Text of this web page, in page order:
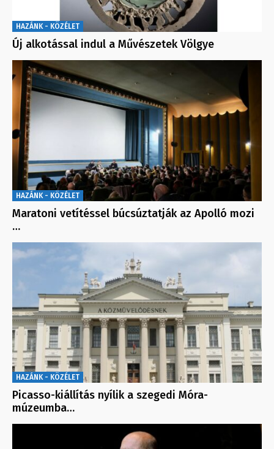
HAZÁNK - KÖZÉLET
Új alkotással indul a Művészetek Völgye
HAZÁNK - KÖZÉLET
Maratoni vetítéssel búcsúztatják az Apolló mozi
…
HAZÁNK - KÖZÉLET
Picasso-kiállítás nyílik a szegedi Móra-
múzeumba…